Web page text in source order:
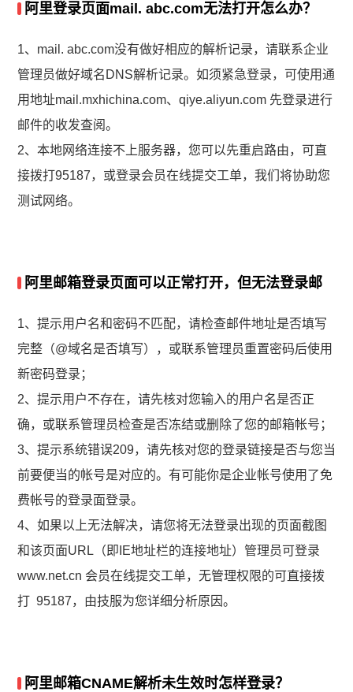
阿里登录页面mail. abc.com无法打开怎么办？
1、mail. abc.com没有做好相应的解析记录，请联系企业
管理员做好域名DNS解析记录。如须紧急登录，可使用通
用地址mail.mxhichina.com、qiye.aliyun.com 先登录进行
邮件的收发查阅。
2、本地网络连接不上服务器，您可以先重启路由，可直
接拨打95187，或登录会员在线提交工单，我们将协助您
测试网络。
阿里邮箱登录页面可以正常打开，但无法登录邮
1、提示用户名和密码不匹配，请检查邮件地址是否填写
完整（@域名是否填写），或联系管理员重置密码后使用
新密码登录；
2、提示用户不存在，请先核对您输入的用户名是否正
确，或联系管理员检查是否冻结或删除了您的邮箱帐号；
3、提示系统错误209，请先核对您的登录链接是否与您当
前要便当的帐号是对应的。有可能你是企业帐号使用了免
费帐号的登录面登录。
4、如果以上无法解决，请您将无法登录出现的页面截图
和该页面URL（即IE地址栏的连接地址）管理员可登录
www.net.cn 会员在线提交工单，无管理权限的可直接拨
打 95187，由技服为您详细分析原因。
阿里邮箱CNAME解析未生效时怎样登录？